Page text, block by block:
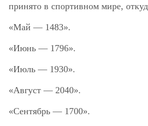
принято в спортивном мире,
«Май — 1483».
«Июнь — 1796».
«Июль — 1930».
«Август — 2040».
«Сентябрь — 1700».